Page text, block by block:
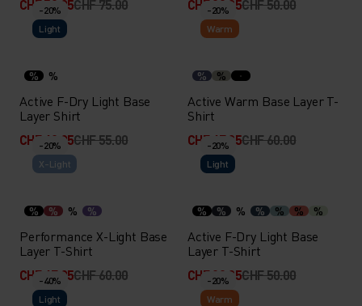
CHF 59.95CHF 75.00
CHF 39.95CHF 50.00
-20%
Light
% %
Active F-Dry Light Base
Layer Shirt
CHF 43.95CHF 55.00
-20%
Warm
% %
Active Warm Base Layer T-
Shirt
CHF 47.95CHF 60.00
-20%
X-Light
% % % %
Performance X-Light Base
Layer T-Shirt
CHF 47.95CHF 60.00
-20%
Light
% % % % % % %
Active F-Dry Light Base
Layer T-Shirt
CHF 39.95CHF 50.00
-40%
Light
-20%
Warm